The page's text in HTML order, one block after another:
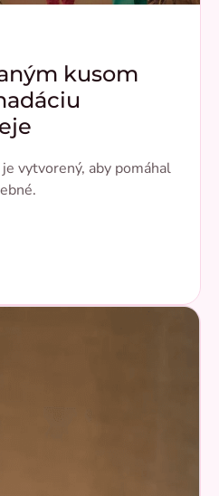
kusom
vytvorený, aby pomáhal